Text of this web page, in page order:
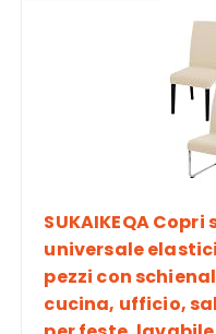
SUKAIKEQA
universale
pezzi con
cucina, ufficio,